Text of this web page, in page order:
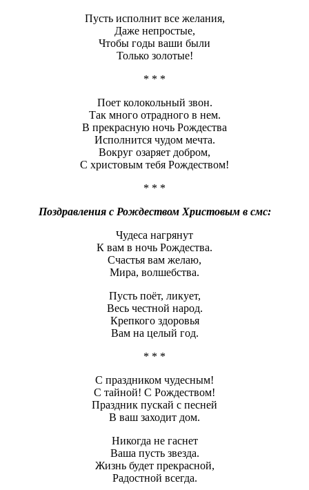
Пусть исполнит все желания,
Даже непростые,
Чтобы годы ваши были
Только золотые!
* * *
Поет колокольный звон.
Так много отрадного в нем.
В прекрасную ночь Рождества
Исполнится чудом мечта.
Вокруг озаряет добром,
С христовым тебя Рождеством!
* * *
Поздравления с Рождеством Христовым в смс:
Чудеса нагрянут
К вам в ночь Рождества.
Счастья вам желаю,
Мира, волшебства.
Пусть поёт, ликует,
Весь честной народ.
Крепкого здоровья
Вам на целый год.
* * *
С праздником чудесным!
С тайной! С Рождеством!
Праздник пускай с песней
В ваш заходит дом.
Никогда не гаснет
Ваша пусть звезда.
Жизнь будет прекрасной,
Радостной всегда.